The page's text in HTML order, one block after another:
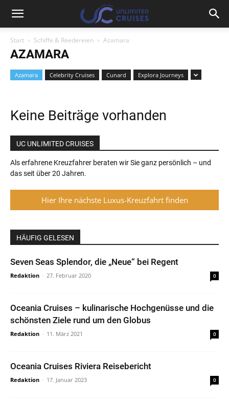
Start Schiffe & Reedereien Azamara
AZAMARA
Azamara Celebrity Cruises Cunard Explora Journeys
Keine Beiträge vorhanden
UC UNLIMITED CRUISES
Als erfahrene Kreuzfahrer beraten wir Sie ganz persönlich – und
das seit über 20 Jahren.
Hier Ihre nächste Luxus-Kreuzfahrt finden
HÄUFIG GELESEN
Seven Seas Splendor, die „Neue“ bei Regent
Redaktion - 27. Februar 2020 0
Oceania Cruises – kulinarische Hochgenüsse und die
schönsten Ziele rund um den Globus
Redaktion - 11. März 2021 0
Oceania Cruises Riviera Reisebericht
Redaktion - 17. Januar 2023 0